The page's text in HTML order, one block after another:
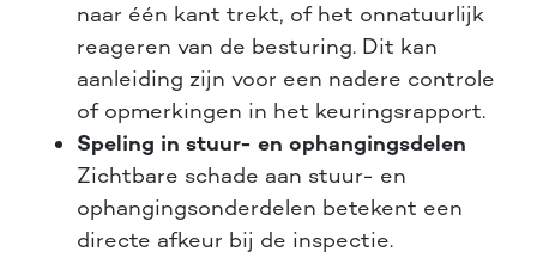
naar één kant trekt, of het onnatuurlijk
reageren van de besturing. Dit kan
aanleiding zijn voor een nadere controle
of opmerkingen in het keuringsrapport.
Speling in stuur- en ophangingsdelen
Zichtbare schade aan stuur- en
ophangingsonderdelen betekent een
directe afkeur bij de inspectie.